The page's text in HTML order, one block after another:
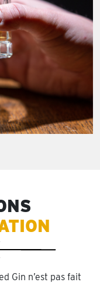
Gin n’est pas fait